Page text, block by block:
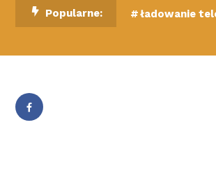
Popularne: ładowanie